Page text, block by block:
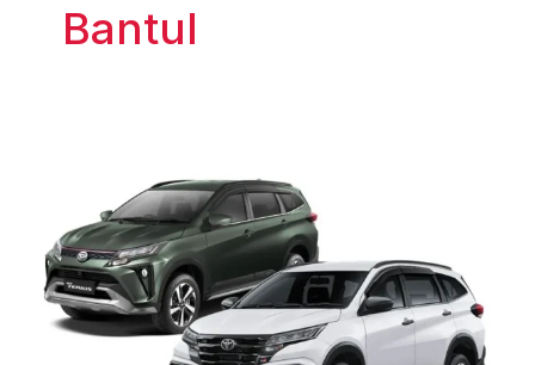
Bantul
Yogyakarta
Pilih